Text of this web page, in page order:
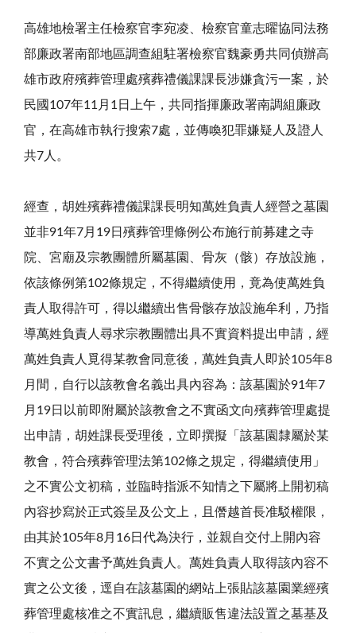
高雄地檢署主任檢察官李宛凌、檢察官童志曜協同法務
部廉政署南部地區調查組駐署檢察官魏豪勇共同偵辦高
雄市政府殯葬管理處殯葬禮儀課課長涉嫌貪污一案，於
民國107年11月1日上午，共同指揮廉政署南調組廉政
官，在高雄市執行搜索7處，並傳喚犯罪嫌疑人及證人
共7人。
經查，胡姓殯葬禮儀課課長明知萬姓負責人經營之墓園
並非91年7月19日殯葬管理條例公布施行前募建之寺
院、宮廟及宗教團體所屬墓園、骨灰（骸）存放設施，
依該條例第102條規定，不得繼續使用，竟為使萬姓負
責人取得許可，得以繼續出售骨骸存放設施牟利，乃指
導萬姓負責人尋求宗教團體出具不實資料提出申請，經
萬姓負責人覓得某教會同意後，萬姓負責人即於105年8
月間，自行以該教會名義出具內容為：該墓園於91年7
月19日以前即附屬於該教會之不實函文向殯葬管理處提
出申請，胡姓課長受理後，立即撰擬「該墓園隸屬於某
教會，符合殯葬管理法第102條之規定，得繼續使用」
之不實公文初稿，並臨時指派不知情之下屬將上開初稿
內容抄寫於正式簽呈及公文上，且僭越首長准駁權限，
由其於105年8月16日代為決行，並親自交付上開內容
不實之公文書予萬姓負責人。萬姓負責人取得該內容不
實之公文後，逕自在該墓園的網站上張貼該墓園業經殯
葬管理處核准之不實訊息，繼續販售違法設置之墓基及